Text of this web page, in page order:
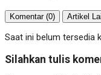
Komentar (0) Artikel
Saat ini belum tersedia
Silahkan tulis